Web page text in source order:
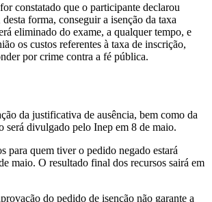
constatado que o participante declarou
forma, conseguir a isenção da taxa
eliminado do exame, a qualquer tempo, e
os custos referentes à taxa de inscrição,
por crime contra a fé pública.
da justificativa de ausência, bem como da
será divulgado pelo Inep em 8 de maio.
para quem tiver o pedido negado estará
maio. O resultado final dos recursos sairá em
do pedido de isenção não garante a